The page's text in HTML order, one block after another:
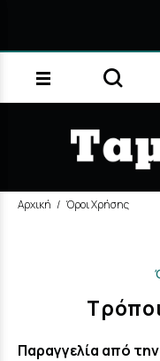
Αρχική Όροι Χρήσης
Παραγγελία από